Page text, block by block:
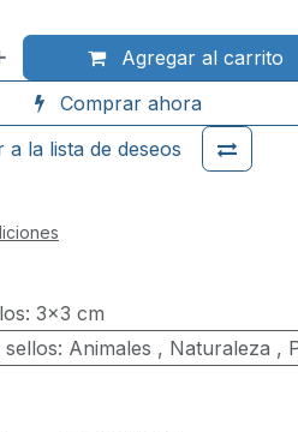
Agregar al carrito
Comprar ahora
a la lista de deseos
: 3x3 cm
sellos: Animales , Naturaleza ,